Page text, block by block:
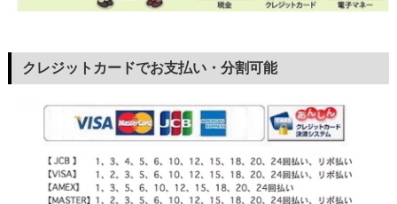
クレジットカードでお支払い・分割可能